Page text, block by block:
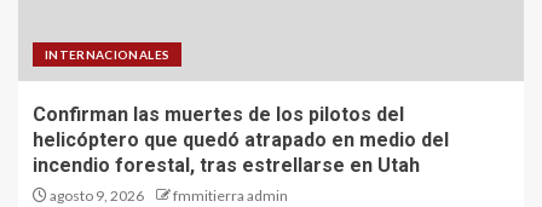
INTERNACIONALES
Confirman las muertes de los pilotos del
helicóptero que quedó atrapado en medio del
incendio forestal, tras estrellarse en Utah
agosto 9, 2026 fmmitierra admin